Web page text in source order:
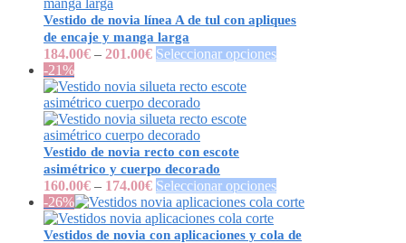
Vestido de novia línea A de tul con apliques
de encaje y manga larga
184.00€ – 201.00€ Seleccionar opciones
-21%
Vestido de novia recto con escote
asimétrico y cuerpo decorado
160.00€ – 174.00€ Seleccionar opciones
-26%
Vestidos de novia con aplicaciones y cola de